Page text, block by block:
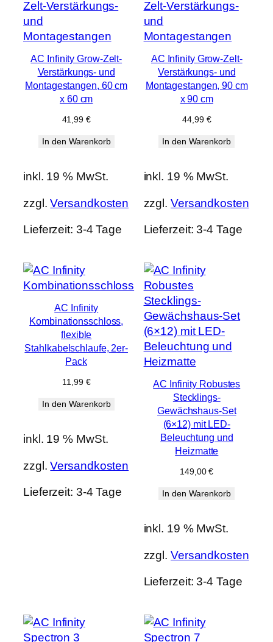
AC Infinity Grow-Zelt-
Verstärkungs- und
Montagestangen, 60 cm
x 60 cm
41,99 €
In den Warenkorb
inkl. 19 % MwSt.
zzgl.Versandkosten
Lieferzeit: 3-4 Tage
AC Infinity Grow-Zelt-
Verstärkungs- und
Montagestangen, 90 cm
x 90 cm
44,99 €
In den Warenkorb
inkl. 19 % MwSt.
zzgl. Versandkosten
Lieferzeit:3-4 Tage
AC Infinity
Kombinationsschloss,
flexible
Stahlkabelschlaufe, 2er-
Pack
11,99 €
In den Warenkorb
inkl. 19 % MwSt.
zzgl.Versandkosten
Lieferzeit: 3-4 Tage
AC Infinity Robustes
Stecklings-
Gewächshaus-Set
(6×12) mit LED-
Beleuchtung und
Heizmatte
149,00€
In den Warenkorb
inkl. 19 % MwSt.
zzgl. Versandkosten
Lieferzeit:3-4 Tage